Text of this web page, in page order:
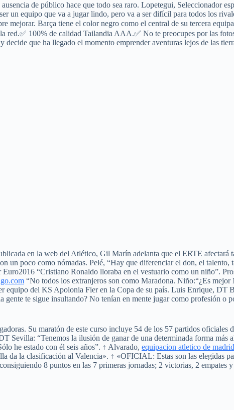
de público hace que todo sea raro. Lopetegui, Seleccionador
un equipo que va a jugar lindo, pero va a ser difícil para todos los
mejorar. Barça tiene el color negro como el central de su tercera
red.✅ 100% de calidad Tailandia AAA.✅ No te preocupes por las
que ha llegado el momento emprender aventuras lejos de las
en la web del Atlético, Gil Marín adelanta que el ERTE afectará
un poco como nómadas. Pelé, “Hay que diferenciar el don, el
“Cristiano Ronaldo lloraba en el vestuario como un niño”.
“No todos los extranjeros son como Maradona. Niño:“¿Es
equipo del KS Apolonia Fier en la Copa de su país. Luis Enrique, DT
te sigue insultando? No tenían en mente jugar como profesión o
Su maratón de este curso incluye 54 de los 57 partidos oficiales
Sevilla: “Tenemos la ilusión de ganar de una determinada forma más
he estado con él seis años”. ↑ Alvarado, equipacion atletico de madrid
da la clasificación al Valencia». ↑ «OFICIAL: Estas son las elegidas
8 puntos en las 7 primeras jornadas; 2 victorias, 2 empates